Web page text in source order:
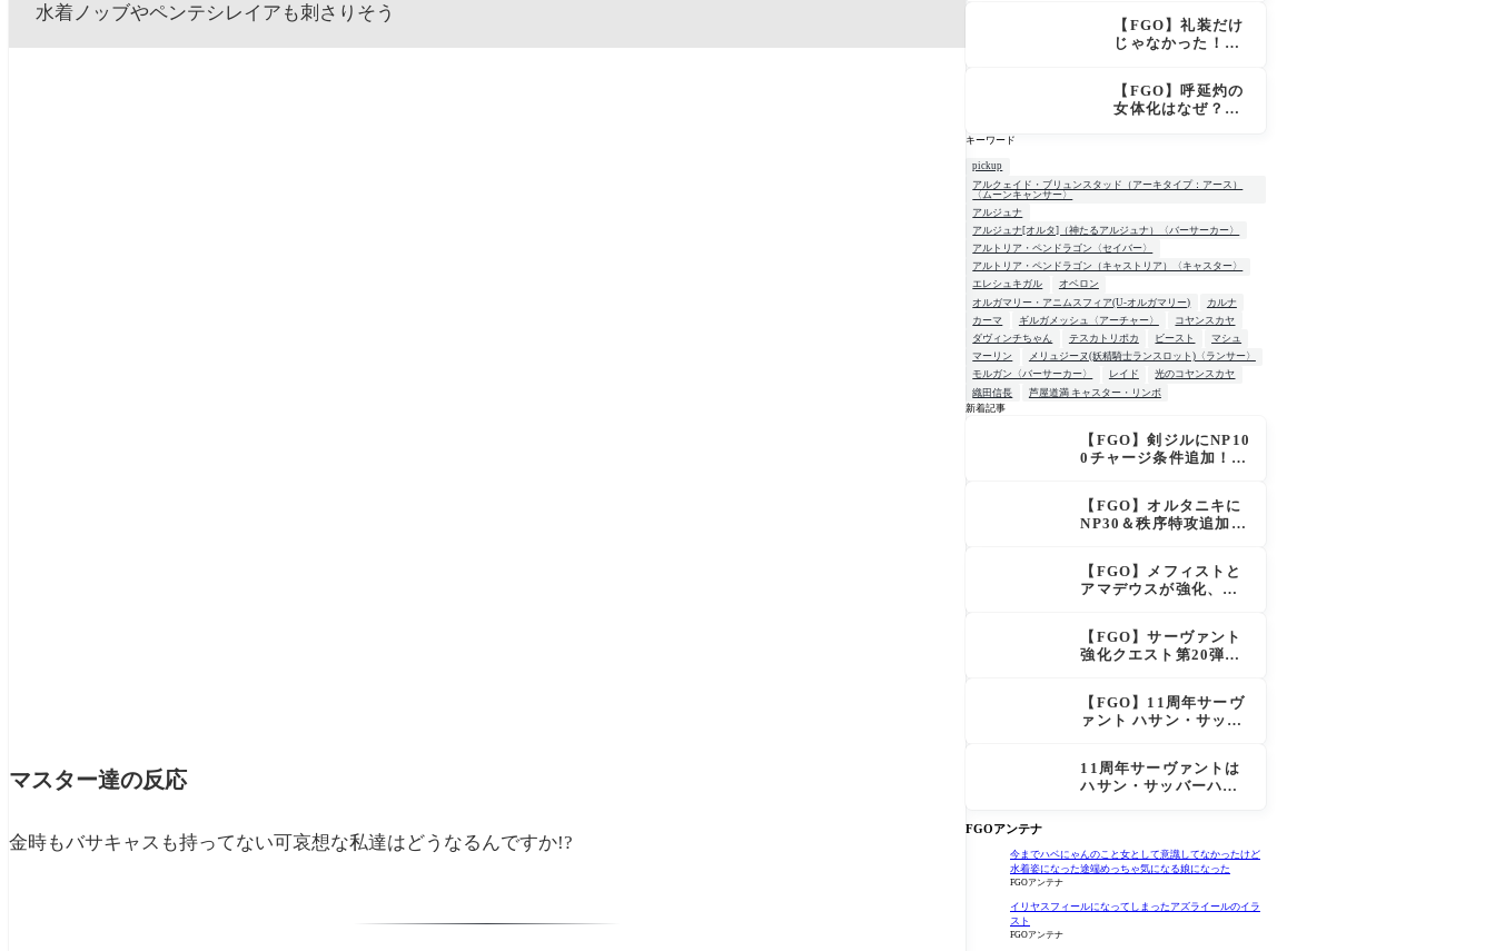
水着ノッブやペンテシレイアも刺さりそう
マスター達の反応
金時もバサキャスも持ってない可哀想な私達はどうなるんですか!?
い！
【FGO】礼装だけ
じゃなかった！
ME SKY -JUNE
-」英霊星行イラス
ト＆登場サーヴァ
【FGO】呼延灼の
女体化はなぜ？エ
キーワード
pickup
アルクェイド・ブリュンスタッド（アーキタイプ：アース）
〈ムーンキャンサー〉
アルジュナ
アルジュナ[オルタ]（神たるアルジュナ）〈バーサーカー〉
アルトリア・ペンドラゴン〈セイバー〉
アルトリア・ペンドラゴン（キャストリア）〈キャスター〉
エレシュキガル
オベロン
オルガマリー・アニムスフィア(U-オルガマリー)
カルナ
カーマ
ギルガメッシュ〈アーチャー〉
コヤンスカヤ
ダヴィンチちゃん
テスカトリポカ ビースト
マシュ
マーリン
メリュジーヌ(妖精騎士ランスロット)〈ランサー〉
モルガン〈バーサーカー〉
レイド
光のコヤンスカヤ
織田信長
芦屋道満 キャスター・リンボ
新着記事
【FGO】剣ジルにNP10
0チャージ条件追加！術
【FGO】オルタニキに
NP30＆秩序特攻追加で
とは思えない」の反響
【FGO】メフィストと
アマデウスが強化、ア
に「最強でワロタ」の
声
【FGO】サーヴァント
強化クエスト第20弾！
【FGO】11周年サーヴ
ァント ハサン・サッバ
11周年サーヴァントは
ハサン・サッバーハ
ア放送局 11周年SPまと
め
FGOアンテナ
今までハベにゃんのこと女として意識してなかったけど
水着姿になった途端めっちゃ気になる娘になった
FGOアンテナ
イリヤスフィールになってしまったアズライールのイラ
スト
FGOアンテナ